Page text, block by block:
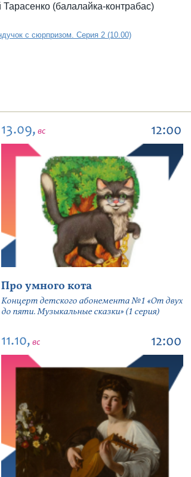
(балалайка-контрабас)
с сюрпризом. Серия 2 (10.00)
13.09, вс 12:00
Про умного кота
Концерт детского абонемента №1 «От двух
до пяти. Музыкальные сказки» (1 серия)
11.10, вс 12:00